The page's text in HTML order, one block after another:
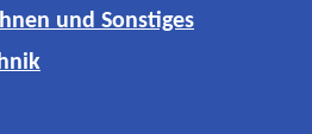
und Sonstiges